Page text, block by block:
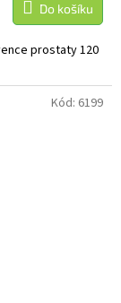
Do košíku
prostaty 120
Kód: 6199